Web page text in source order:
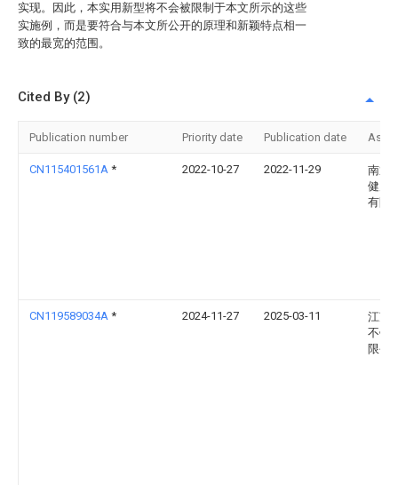
实现。因此，本实用新型将不会被限制于本文所示的这些
实施例，而是要符合与本文所公开的原理和新颖特点相一
致的最宽的范围。
Cited By (2)
Publication number Priority date Publication date
CN115401561A * 2022-10-27 2022-11-29
南通
健康
有限
CN119589034A * 2024-11-27 2025-03-11
江苏
不锈
限公